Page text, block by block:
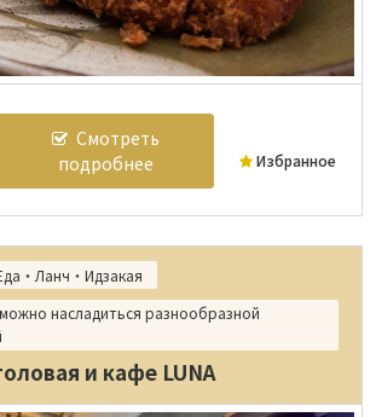
Избранное
Смотреть
подробнее
・Ланч・Идзакая
можно насладиться разнообразной
и кафе LUNA